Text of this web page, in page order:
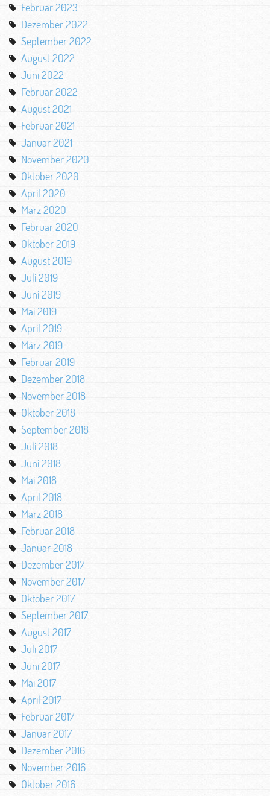
Februar 2023
Dezember 2022
September 2022
August 2022
Juni 2022
Februar 2022
August 2021
Februar 2021
Januar 2021
November 2020
Oktober 2020
April 2020
März 2020
Februar 2020
Oktober 2019
August 2019
Juli 2019
Juni 2019
Mai 2019
April 2019
März 2019
Februar 2019
Dezember 2018
November 2018
Oktober 2018
September 2018
Juli 2018
Juni 2018
Mai 2018
April 2018
März 2018
Februar 2018
Januar 2018
Dezember 2017
November 2017
Oktober 2017
September 2017
August 2017
Juli 2017
Juni 2017
Mai 2017
April 2017
Februar 2017
Januar 2017
Dezember 2016
November 2016
Oktober 2016